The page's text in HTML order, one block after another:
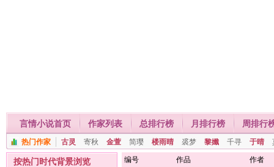
言情小说首页 作家列表 总排行榜 月排行榜 周排行
热门作家 古灵 寄秋 金萱 简璎 楼雨晴 裘梦 黎孅 千寻 于晴
按热门时代背景浏览 编号 作品
作者